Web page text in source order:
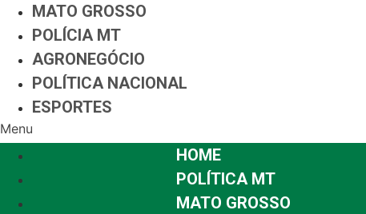
MATO GROSSO
POLÍCIA MT
AGRONEGÓCIO
POLÍTICA NACIONAL
ESPORTES
Menu
HOME
POLÍTICA MT
MATO GROSSO